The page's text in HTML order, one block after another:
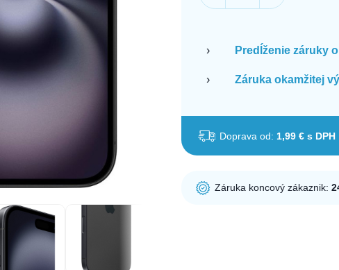
› Predĺženie záruky
› Záruka okamžitej
Doprava od: 1,99 € s DPH
Záruka koncový zákaznik: